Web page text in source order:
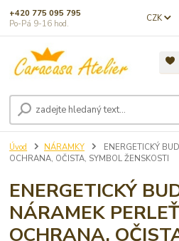
CZK
+420 775 095 795
Po-Pá 9-16 hod.
Úvod NÁRAMKY
ENERGETICKÝ
OCHRANA, OČISTA, SYMBOL ŽENSKOSTI
ENERGETICKÝ
NÁRAMEK
OCHRANA,